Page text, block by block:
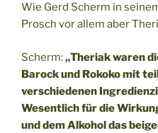
Wie Gerd Scherm in
Prosch vor allem aber
Scherm:„Theriak waren
Barock und Rokoko mit
verschiedenen
Wesentlich für die
und dem Alkohol das